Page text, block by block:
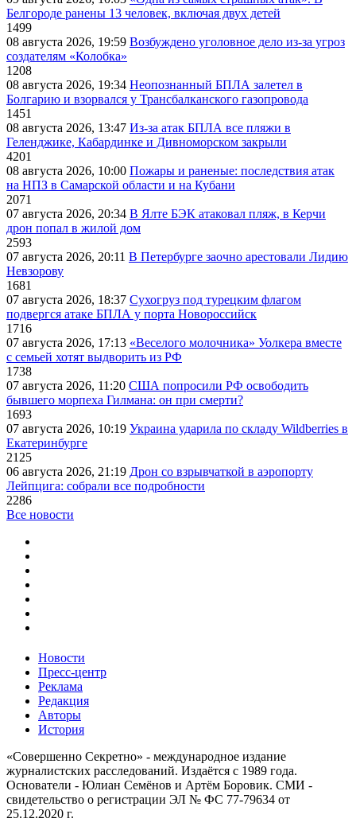
Белгороде ранены 13 человек, включая двух детей
1499
08 августа 2026, 19:59 Возбуждено уголовное дело из-за угроз
создателям «Колобка»
1208
08 августа 2026, 19:34 Неопознанный БПЛА залетел в
Болгарию и взорвался у Трансбалканского газопровода
1451
08 августа 2026, 13:47 Из-за атак БПЛА все пляжи в
Геленджике, Кабардинке и Дивноморском закрыли
4201
08 августа 2026, 10:00 Пожары и раненые: последствия атак
на НПЗ в Самарской области и на Кубани
2071
07 августа 2026, 20:34 В Ялте БЭК атаковал пляж, в Керчи
дрон попал в жилой дом
2593
07 августа 2026, 20:11 В Петербурге заочно арестовали Лидию
Невзорову
1681
07 августа 2026, 18:37 Сухогруз под турецким флагом
подвергся атаке БПЛА у порта Новороссийск
1716
07 августа 2026, 17:13 «Веселого молочника» Уолкера вместе
с семьей хотят выдворить из РФ
1738
07 августа 2026, 11:20 США попросили РФ освободить
бывшего морпеха Гилмана: он при смерти?
1693
07 августа 2026, 10:19 Украина ударила по складу Wildberries в
Екатеринбурге
2125
06 августа 2026, 21:19 Дрон со взрывчаткой в аэропорту
Лейпцига: собрали все подробности
2286
Все новости
Новости
Пресс-центр
Реклама
Редакция
Авторы
История
«Совершенно Секретно» - международное издание
журналистских расследований. Издаётся с 1989 года.
Основатели - Юлиан Семёнов и Артём Боровик. CМИ -
свидетельство о регистрации ЭЛ № ФС 77-79634 от
25.12.2020 г.